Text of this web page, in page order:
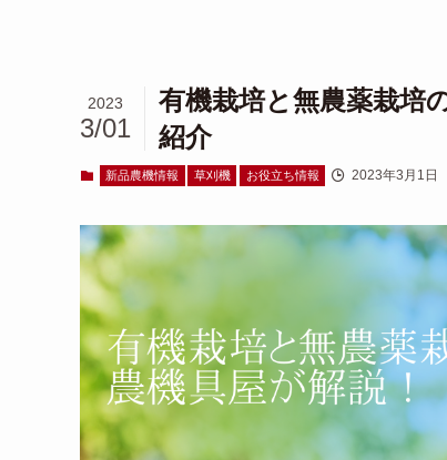
有機栽培と無農薬栽培
紹介
2023
3/01
新品農機情報 草刈機 お役立ち情報 2023年3月1日